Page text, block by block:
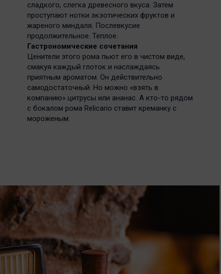
сладкого, слегка древесного вкуса. Затем
проступают нотки экзотических фруктов и
жареного миндаля. Послевкусие
продолжительное. Теплое.
Гастрономические сочетания
Ценители этого рома пьют его в чистом виде,
смакуя каждый глоток и наслаждаясь
приятным ароматом. Он действительно
самодостаточный. Но можно «взять в
компанию» цитрусы или ананас. А кто-то рядом
с бокалом рома Relicario ставит креманку с
мороженым.